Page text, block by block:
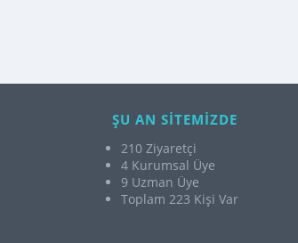
ŞU AN SİTEMİZDE
210 Ziyaretçi
4 Kurumsal Üye
9 Uzman Üye
Toplam 223 Kişi Var